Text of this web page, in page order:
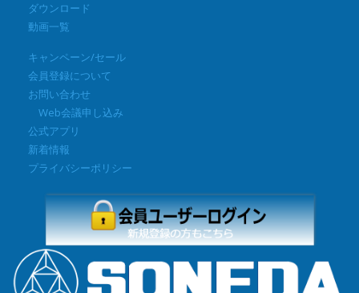
ダウンロード
動画一覧
キャンペーン/セール
会員登録について
お問い合わせ
Web会議申し込み
公式アプリ
新着情報
プライバシーポリシー